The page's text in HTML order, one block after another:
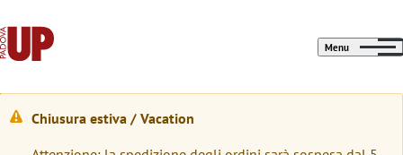
Menu
M
Chiusura estiva / Vacation